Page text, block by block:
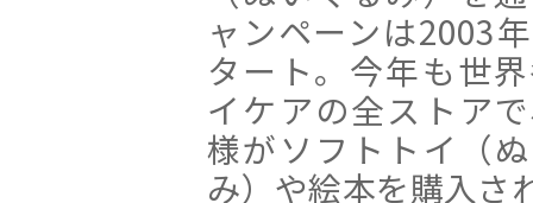
ャンペーンは2003
タート。今年も世
イケアの全ストア
様がソフトトイ（
み）や絵本を購入さ